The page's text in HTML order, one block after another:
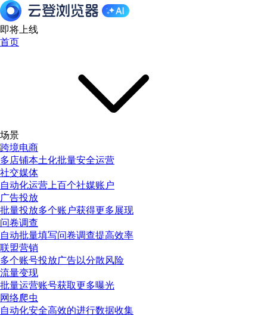
即将上线
首页
场景
跨境电商
多店铺本土化批量安全运营
社交媒体
自动化运营上百个社媒账户
广告投放
批量投放多个账户获得更多展现
问卷调查
自动批量填写问卷调查提高效率
联盟营销
多个账号投放广告以分散风险
流量变现
批量运营账号获取更多曝光
网络爬虫
自动化安全高效的进行数据收集